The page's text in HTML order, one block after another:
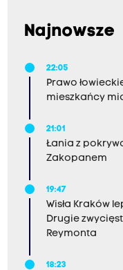
Najnowsze
22:05
Prawo
mieszkańcy
21:01
Łania z
Zakopanem
19:47
Wisła Kraków
Drugie
Reymonta
18:23